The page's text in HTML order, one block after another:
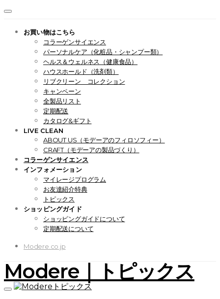
お買い物はこちら
コラーゲンサイエンス
パーソナルケア（化粧品・シャンプー類）
ヘルス＆ウェルネス（健康食品）
ハウスホールド（洗剤類）
リブクリーン コレクション
キャンペーン
全製品リスト
定期配送
カタログ&ギフト
LIVE CLEAN
ABOUT US（モデーアのフィロソフィー）
CRAFT（モデーアの製品づくり）
コラーゲンサイエンス
インフォメーション
マイレージプログラム
お友達紹介特典
トピックス
ショッピングガイド
ショッピングガイドについて
定期配送について
Modere.co.jp
Modere｜トピックス